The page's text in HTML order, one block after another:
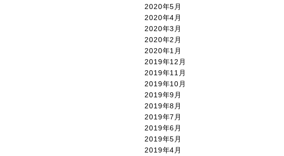
2020年5月
2020年4月
2020年3月
2020年2月
2020年1月
2019年12月
2019年11月
2019年10月
2019年9月
2019年8月
2019年7月
2019年6月
2019年5月
2019年4月